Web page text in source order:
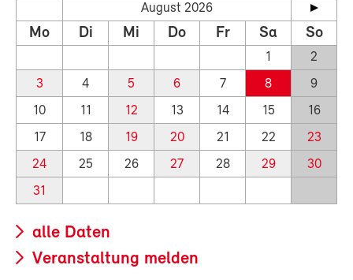
August 2026
Mo Di Mi Do Fr Sa So
1
2
3
4 5 6 7 8
9
10
11 12 13 14 15
16
17
18 19 20 21 22
23
24
25 26 27 28 29
30
31
alle Daten
Veranstaltung melden